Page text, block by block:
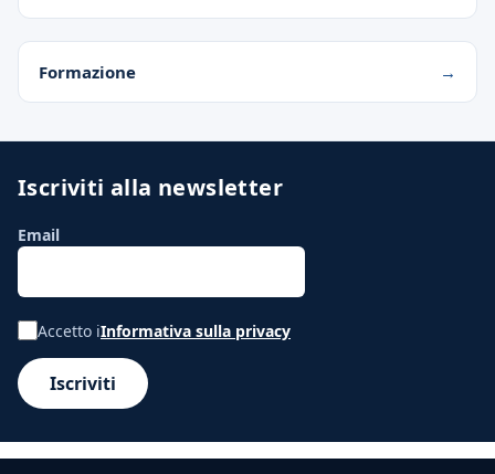
Formazione
Iscriviti alla newsletter
Email
Accetto iInformativa sulla privacy
Iscriviti